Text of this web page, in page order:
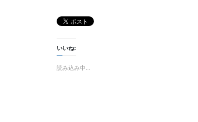
いいね:
読み込み中...